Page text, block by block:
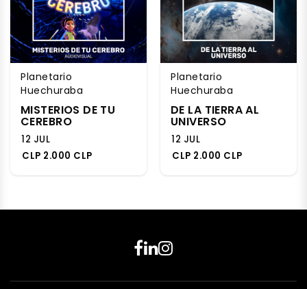
Planetario
Huechuraba
MISTERIOS DE TU
CEREBRO
12 JUL
CLP 2.000 CLP
Planetario
Huechuraba
DE LA TIERRA AL
UNIVERSO
12 JUL
CLP 2.000 CLP